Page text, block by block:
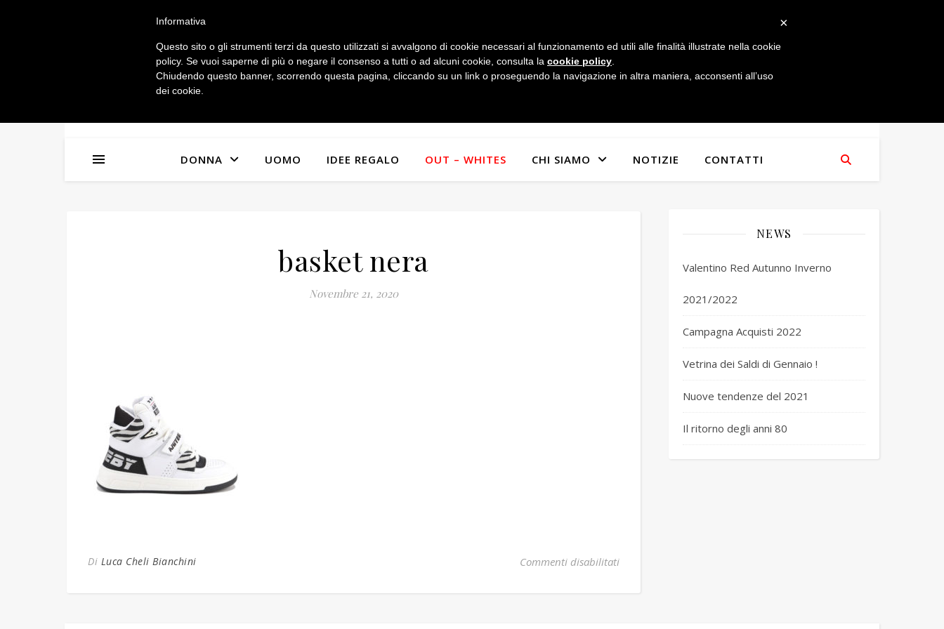
IL MIO ACCOUNT
DONNA UOMO IDEE REGALO OUT – WHITES CHI SIAMO NOTIZIE CONTATTI
basket nera
Novembre 21, 2020
Di Luca Cheli Bianchini Commenti disabilitatisu basket nera
NEWS
Valentino Red Autunno Inverno
2021/2022
Campagna Acquisti 2022
Vetrina dei Saldi di Gennaio !
Nuove tendenze del 2021
Il ritorno degli anni 80
×
Informativa
Questo sito o gli strumenti terzi da questo utilizzati si avvalgono di cookie necessari al funzionamento ed utili alle finalità illustrate nella cookie
policy. Se vuoi saperne di più o negare il consenso a tutti o ad alcuni cookie, consulta la cookie policy
Chiudendo questo banner, scorrendo questa pagina, cliccando su un link o proseguendo la navigazione in altra maniera, acconsenti all’uso
dei cookie.